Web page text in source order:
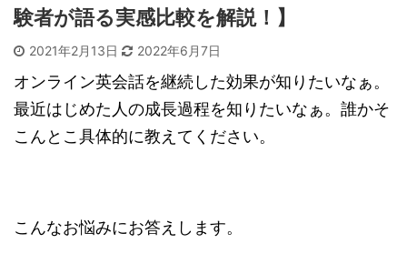
験者が語る実感比較を解説！】
2021年2月13日 2022年6月7日
オンライン英会話を継続した効果が知りたいなぁ。
最近はじめた人の成長過程を知りたいなぁ。誰かそ
こんとこ具体的に教えてください。
こんなお悩みにお答えします。